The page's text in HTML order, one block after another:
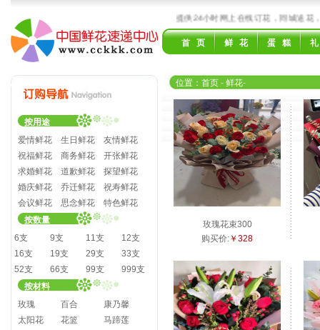
多个城市！国内领先的鲜花速递服务商，提供24小时网上在线订花，同城送花，
首 页 鲜 花 蛋 糕
按用途
爱情鲜花
生日鲜花
友情鲜花
祝福鲜花
商务鲜花
开张鲜花
求婚鲜花
道歉鲜花
探望鲜花
婚庆鲜花
乔迁鲜花
祝寿鲜花
会议鲜花
思念鲜花
特色鲜花
按数量
6支
9支 11支
12支
16支
19支 29支
33支
52支
66支 99支
999支
按材料
玫瑰
百合
康乃馨
太阳花
花篮
马蹄莲
位置： 首页 - 鲜花-
玫瑰花束300
购买价: ￥328